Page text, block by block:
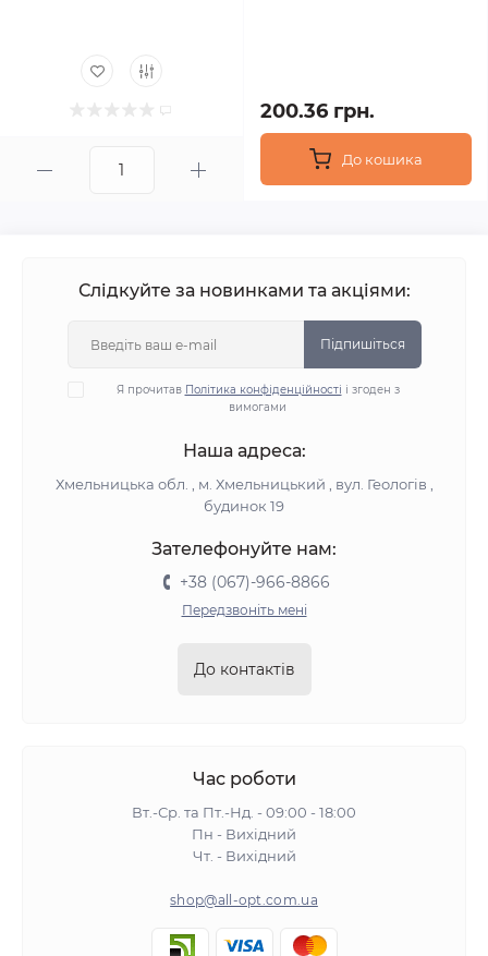
200.36 грн.
До кошика
Слідкуйте за новинками та акціями:
Підпишіться
Я прочитав Політика конфіденційності і згоден з
вимогами
Наша адреса:
Хмельницька обл. , м. Хмельницький , вул. Геологів ,
будинок 19
Зателефонуйте нам:
+38 (067)-966-8866
Передзвоніть мені
До контактів
Час роботи
Вт.-Ср. та Пт.-Нд. - 09:00 - 18:00
Пн - Вихідний
Чт. - Вихідний
shop@all-opt.com.ua